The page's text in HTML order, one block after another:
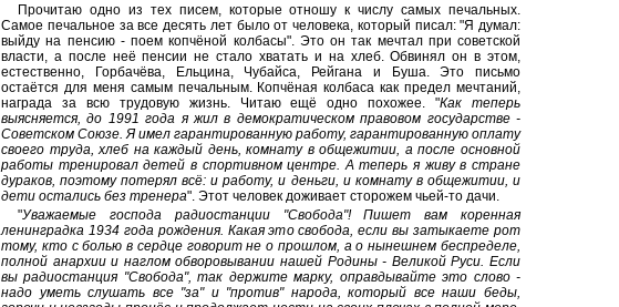
Прочитаю одно из тех писем, которые отношу к числу самых печальных.
Самое печальное за все десять лет было от человека, который писал: "Я думал:
выйду на пенсию - поем копчёной колбасы". Это он так мечтал при советской
власти, а после неё пенсии не стало хватать и на хлеб. Обвинял он в этом,
естественно, Горбачёва, Ельцина, Чубайса, Рейгана и Буша. Это письмо
остаётся для меня самым печальным. Копчёная колбаса как предел мечтаний,
награда за всю трудовую жизнь. Читаю ещё одно похожее. "Как теперь
выясняется, до 1991 года я жил в демократическом правовом государстве -
Советском Союзе. Я имел гарантированную работу, гарантированную оплату
своего труда, хлеб на каждый день, комнату в общежитии, а после основной
работы тренировал детей в спортивном центре. А теперь я живу в стране
дураков, поэтому потерял всё: и работу, и деньги, и комнату в общежитии, и
дети остались без тренера". Этот человек доживает сторожем чьей-то дачи.
"Уважаемые господа радиостанции "Свобода"! Пишет вам коренная
ленинградка 1934 года рождения. Какая это свобода, если вы затыкаете рот
тому, кто с болью в сердце говорит не о прошлом, а о нынешнем беспределе,
полной анархии и наглом обворовывании нашей Родины - Великой Руси. Если
вы радиостанция "Свобода", так держите марку, оправдывайте это слово -
надо уметь слушать все "за" и "против" народа, который все наши беды,